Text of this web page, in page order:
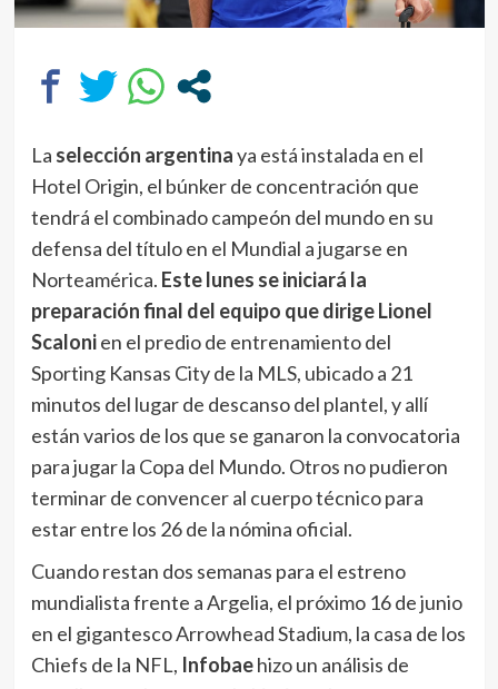
La selección argentinaya está instalada en el
Hotel Origin, el búnker de concentración que
tendrá el combinado campeón del mundo en su
defensa del título en el Mundial a jugarse en
Norteamérica. Este lunes se iniciará la
preparación final del equipo que dirige Lionel
Scalonien el predio de entrenamiento del
Sporting Kansas City de la MLS, ubicado a 21
minutos del lugar de descanso del plantel, y allí
están varios de los que se ganaron la convocatoria
para jugar la Copa del Mundo. Otros no pudieron
terminar de convencer al cuerpo técnico para
estar entre los 26 de la nómina oficial.
Cuando restan dos semanas para el estreno
mundialista frente a Argelia, el próximo 16 de junio
en el gigantesco Arrowhead Stadium, la casa de los
Chiefs de la NFL, Infobaehizo un análisis de